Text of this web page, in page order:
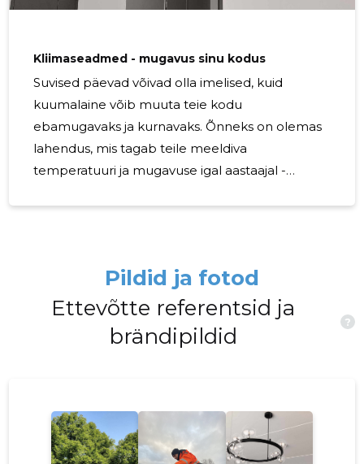
Kliimaseadmed - mugavus sinu kodus
Suvised päevad võivad olla imelised, kuid
kuumalaine võib muuta teie kodu
ebamugavaks ja kurnavaks. Õnneks on olemas
lahendus, mis tagab teile meeldiva
temperatuuri ja mugavuse igal aastaajal -
võimalust hoida oma kodu temperatuuri
optimaalsel tasemel igal aastaajal. Talvel saate
nautida mõnusat soojust, samal ajal kui suvel
saab seade teie ruumid kiiresti ja tõhusalt
Pildid ja fotod
Ettevõtte referentsid ja
brändipildid
?